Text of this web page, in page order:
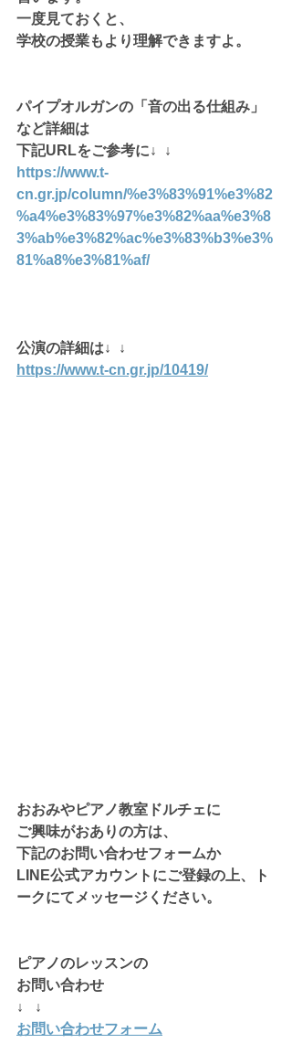
一度見ておくと、
学校の授業もより理解できますよ。
パイプオルガンの「音の出る仕組み」
など詳細は
下記URLをご参考に↓  ↓
https://www.t-
cn.gr.jp/column/%e3%83%91%e3%82
%a4%e3%83%97%e3%82%aa%e3%8
3%ab%e3%82%ac%e3%83%b3%e3%
81%a8%e3%81%af/
公演の詳細は↓  ↓
https://www.t-cn.gr.jp/10419/
おおみやピアノ教室ドルチェに
ご興味がおありの方は、
下記のお問い合わせフォームか
LINE公式アカウントにご登録の上、ト
ークにてメッセージください。
ピアノのレッスンの
お問い合わせ
↓   ↓
お問い合わせフォーム